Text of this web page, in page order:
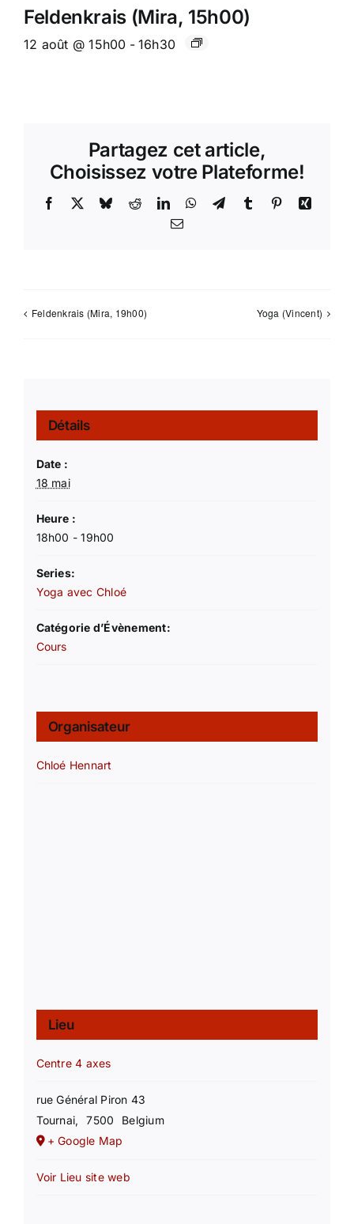
Feldenkrais (Mira, 15h00)
12 août @ 15h00 - 16h30
Partagez cet article,
Choisissez votre Plateforme!
Facebook BlueskyRedditLinkedInWhatsApp
TelegramTumblr PinterestXing
Email
Feldenkrais (Mira, 19h00) Yoga (Vincent)
Détails
Date :
18 mai
Heure :
18h00 - 19h00
Series:
Yoga avec Chloé
Catégorie d’Évènement:
Cours
Organisateur
Chloé Hennart
Lieu
Centre 4 axes
rue Général Piron 43
Tournai, 7500
Belgium
+ Google Map
Voir Lieu site web